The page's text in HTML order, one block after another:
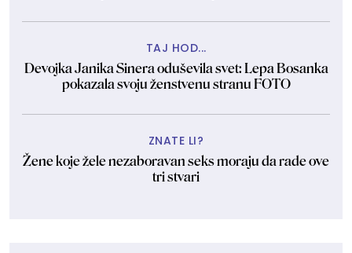
TAJ HOD...
Devojka Janika Sinera oduševila svet: Lepa Bosanka
pokazala svoju ženstvenu stranu FOTO
ZNATE LI?
Žene koje žele nezaboravan seks moraju da rade ove
tri stvari